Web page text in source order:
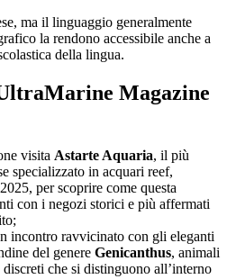
ma il linguaggio generalmente
la rendono accessibile anche a
della lingua.
Magazine
visita Astarte Aquaria, il più
specializzato in acquari reef,
per scoprire come questa
con i negozi storici e più affermati
incontro ravvicinato con gli eleganti
del genere Genicanthus, animali
che si distinguono all’interno